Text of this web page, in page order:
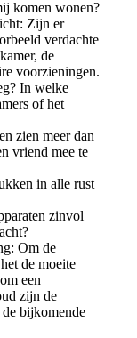
komen wonen?
Zijn er
verdachte
de
voorzieningen.
In welke
of het
zien meer dan
vriend mee te
in alle rust
zinvol
Om de
de moeite
een
zijn de
bijkomende